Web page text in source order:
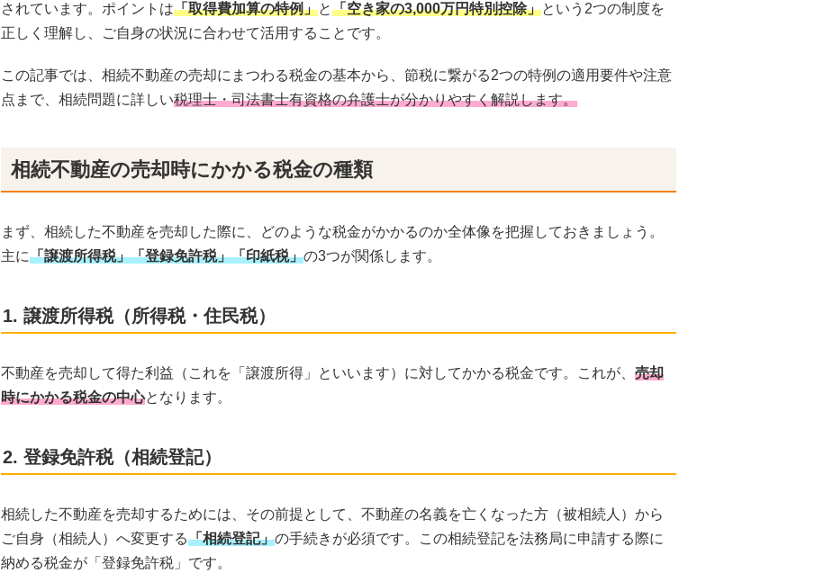
されています。ポイントは「取得費加算の特例」と「空き家の3,000万円特別控除」という2つの制度を
正しく理解し、ご自身の状況に合わせて活用することです。
この記事では、相続不動産の売却にまつわる税金の基本から、節税に繋がる2つの特例の適用要件や注意
点まで、相続問題に詳しい税理士・司法書士有資格の弁護士が分かりやすく解説します。
相続不動産の売却時にかかる税金の種類
まず、相続した不動産を売却した際に、どのような税金がかかるのか全体像を把握しておきましょう。
主に「譲渡所得税」「登録免許税」「印紙税」の3つが関係します。
1. 譲渡所得税（所得税・住民税）
不動産を売却して得た利益（これを「譲渡所得」といいます）に対してかかる税金です。これが、 売却
時にかかる税金の中心となります。
2. 登録免許税（相続登記）
相続した不動産を売却するためには、その前提として、不動産の名義を亡くなった方（被相続人）から
ご自身（相続人）へ変更する「相続登記」の手続きが必須です。この相続登記を法務局に申請する際に
納める税金が「登録免許税」です。